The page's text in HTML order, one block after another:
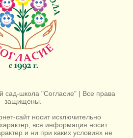
сад-школа "Согласие" | Все права
защищены.
сайт носит исключительно
вся информация носит
и ни при каких условиях не